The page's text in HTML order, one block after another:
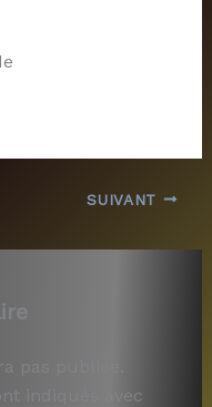
SUIVANT
pas publiée.
indiqués avec